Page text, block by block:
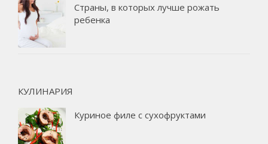
Страны, в которых лучше рожать
ребенка
КУЛИНАРИЯ
Куриное филе с сухофруктами